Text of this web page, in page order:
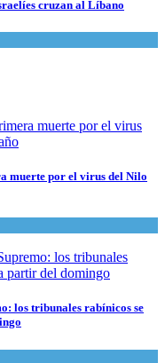
cruzan al Líbano
muerte por el virus del Nilo
los tribunales rabínicos se